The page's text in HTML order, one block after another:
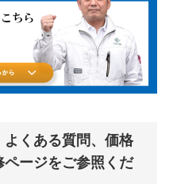
くある質問、価格
ージをご参照くだ